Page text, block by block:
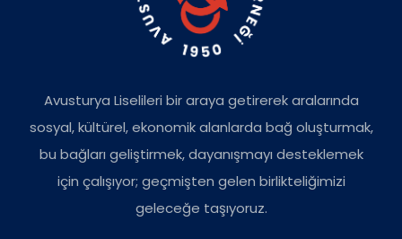
Avusturya Liselileri bir araya getirerek aralarında
sosyal, kültürel, ekonomik alanlarda bağ oluşturmak,
bu bağları geliştirmek, dayanışmayı desteklemek
için çalışıyor; geçmişten gelen birlikteliğimizi
geleceğe taşıyoruz.